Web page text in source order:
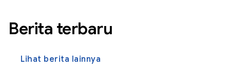
Berita terbaru
Lihat berita lainnya